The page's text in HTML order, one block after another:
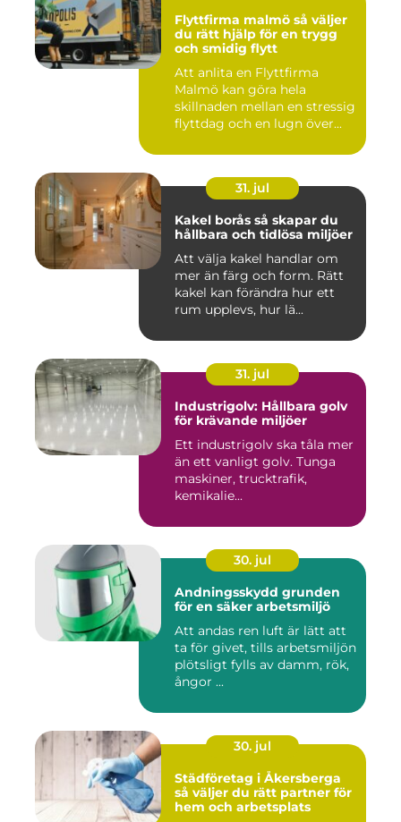
Flyttfirma malmö så väljer
du rätt hjälp för en trygg
och smidig flytt
Att anlita en Flyttfirma
Malmö kan göra hela
skillnaden mellan en stressig
flyttdag och en lugn över...
31. jul
Kakel borås så skapar du
hållbara och tidlösa miljöer
Att välja kakel handlar om
mer än färg och form. Rätt
kakel kan förändra hur ett
rum upplevs, hur lä...
31. jul
Industrigolv: Hållbara golv
för krävande miljöer
Ett industrigolv ska tåla mer
än ett vanligt golv. Tunga
maskiner, trucktrafik,
kemikalie...
30. jul
Andningsskydd grunden
för en säker arbetsmiljö
Att andas ren luft är lätt att
ta för givet, tills arbetsmiljön
plötsligt fylls av damm, rök,
ångor ...
30. jul
Städföretag i Åkersberga
så väljer du rätt partner för
hem och arbetsplats